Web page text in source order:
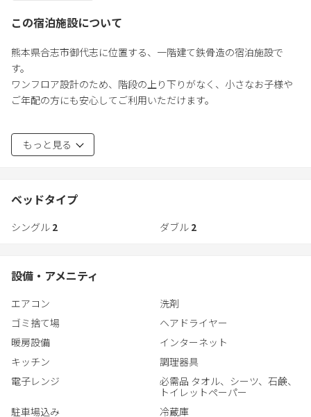
キッチンには調理器具や食器類を完備しており、長期滞在や自炊
広々としたバスルームにはバスタブを備え、アメニティも充実。
旅の疲れをゆっくりと癒していただけます。
また、リビングには開放式の和室を併設しており、空間に広がり
お子様の遊び場やくつろぎスペースとしてもご利用いただけます。
この宿泊施設について
熊本県合志市御代志に位置する、一階建て鉄骨造の宿泊施設で
す。
ワンフロア設計のため、階段の上り下りがなく、小さなお子様や
ご年配の方にも安心してご利用いただけます。
周辺は落ち着いた住宅エリアで、静かで快適にお過ごしいただけ
る環境です。
・TSMCまで約11km（車で約20分）
・熊本空港まで約19km（車で約30分）
なシーンに対応可能です。
広々とした空間と充実した設備で、皆さまに快適な滞在をご提供
いたします。
もっと見る
ベッドタイプ
シングル 2 ダブル 2
設備・アメニティ
エアコン
洗剤
ゴミ捨て場
ヘアドライヤー
暖房設備
インターネット
キッチン
調理器具
電子レンジ
必需品 タオル、シーツ、石鹸、
トイレットペーパー
駐車場込み
冷蔵庫